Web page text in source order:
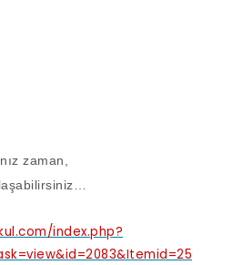
zaman,
index.php?